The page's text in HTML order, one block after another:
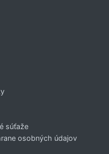
súťaže
osobných údajov